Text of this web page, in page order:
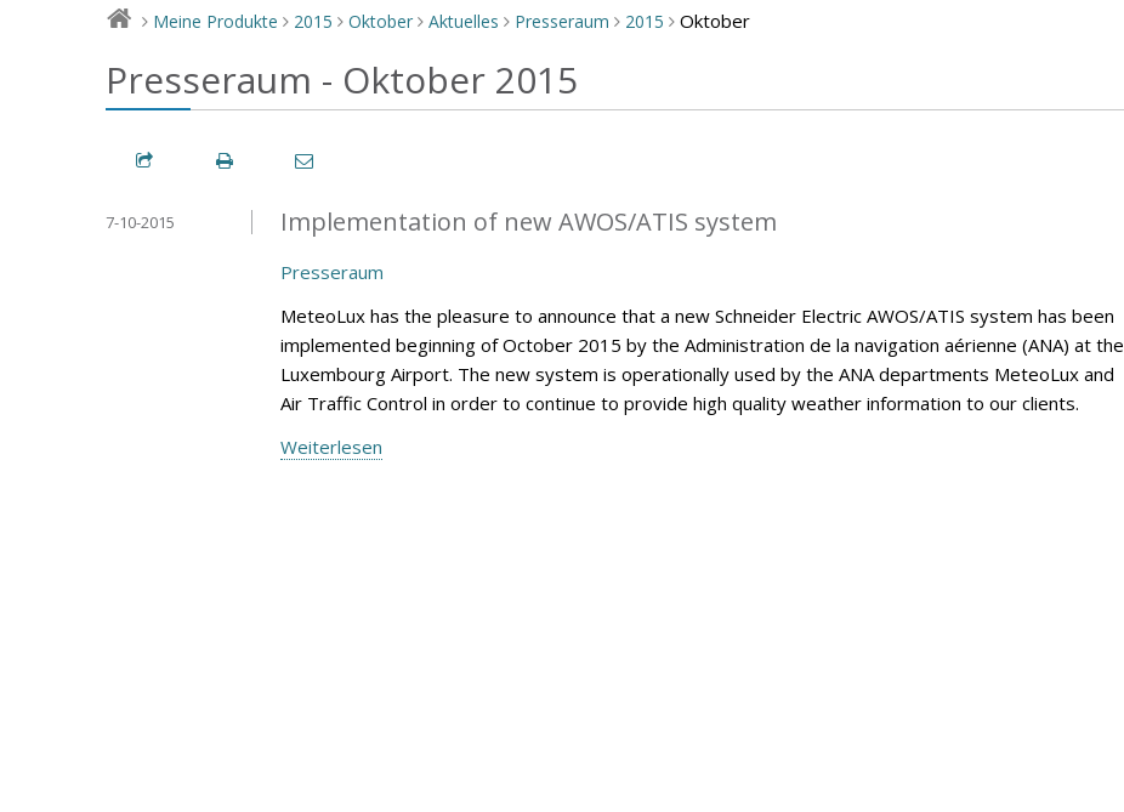
> Meine Produkte > 2015 > Oktober > Aktuelles > Presseraum > 2015 > Oktober
Presseraum - Oktober 2015
Implementation of new AWOS/ATIS system
7-10-2015
Presseraum
MeteoLux has the pleasure to announce that a new Schneider Electric AWOS/ATIS system has been
implemented beginning of October 2015 by the Administration de la navigation aérienne (ANA) at the
Luxembourg Airport. The new system is operationally used by the ANA departments MeteoLux and
Air Traffic Control in order to continue to provide high quality weather information to our clients.
Weiterlesen